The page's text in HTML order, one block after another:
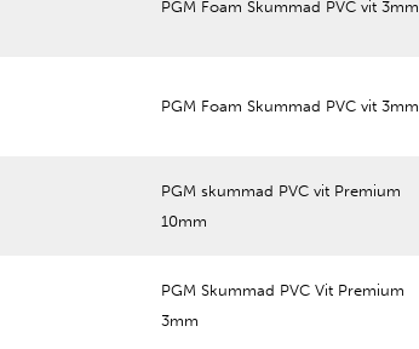
PGM Foam Skummad PVC vit 3mm
PGM Foam Skummad PVC vit 3mm
PGM skummad PVC vit Premium
10mm
PGM Skummad PVC Vit Premium
3mm